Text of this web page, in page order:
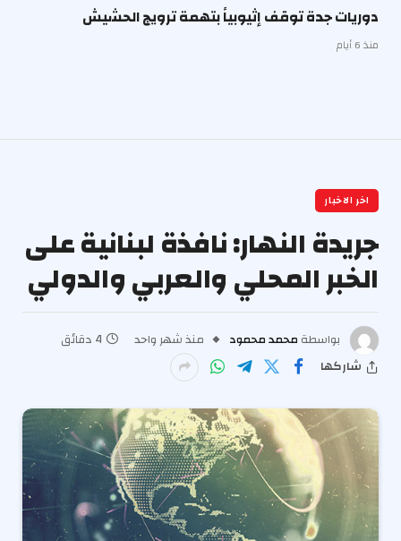
دوريات جدة توقف إثيوبياً بتهمة ترويج الحشيش
منذ 6 أيام
اخر الاخبار
جريدة النهار: نافذة لبنانية على
الخبر المحلي والعربي والدولي
بواسطة محمد محمود منذ شهر واحد
4 دقائق
شاركها